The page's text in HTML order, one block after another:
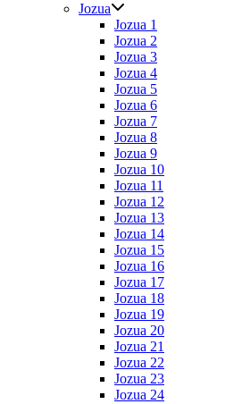
Jozua
Jozua 1
Jozua 2
Jozua 3
Jozua 4
Jozua 5
Jozua 6
Jozua 7
Jozua 8
Jozua 9
Jozua 10
Jozua 11
Jozua 12
Jozua 13
Jozua 14
Jozua 15
Jozua 16
Jozua 17
Jozua 18
Jozua 19
Jozua 20
Jozua 21
Jozua 22
Jozua 23
Jozua 24